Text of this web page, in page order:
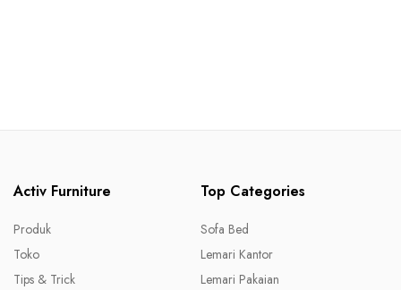
Activ Furniture
Produk
Toko
Tips & Trick
Top Categories
Sofa Bed
Lemari Kantor
Lemari Pakaian